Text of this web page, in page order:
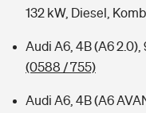
132 kW, Diesel,
Audi A6, 4B (A6
(0588 / 755)
Audi A6, 4B (A6